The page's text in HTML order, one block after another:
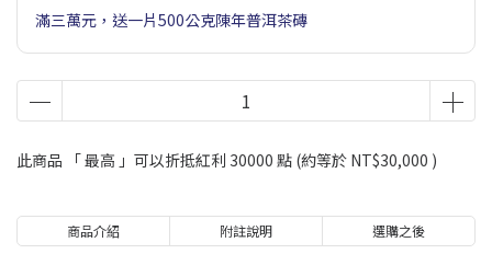
滿三萬元，送一片500公克陳年普洱茶磚
此商品 「 最高 」可以折抵紅利 30000 點 (約等於 NT$30,000 )
商品介紹 附註說明 選購之後